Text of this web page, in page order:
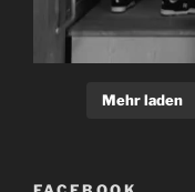
Mehr laden